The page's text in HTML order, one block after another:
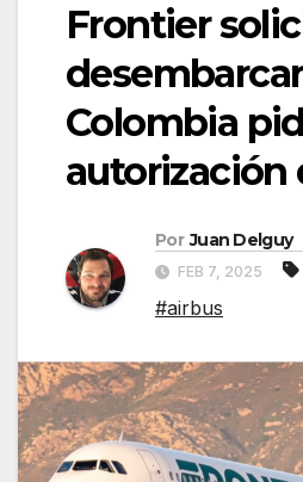
Frontier
Colombia
autorización
Por Juan Delguy
FEB 7, 2025
#airbus